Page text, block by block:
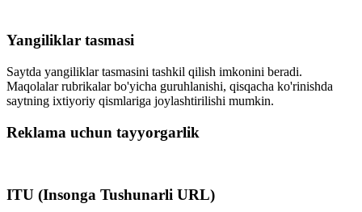
Yangiliklar tasmasi
Saytda yangiliklar tasmasini tashkil qilish imkonini beradi.
Maqolalar rubrikalar bo'yicha guruhlanishi, qisqacha ko'rinishda
saytning ixtiyoriy qismlariga joylashtirilishi mumkin.
Reklama uchun tayyorgarlik
ITU (Insonga Tushunarli URL)